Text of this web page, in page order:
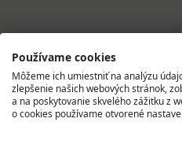
Používame cookies
Môžeme ich umiestniť na analýzu
zlepšenie našich webových stránok,
a na poskytovanie skvelého zážitku z
o cookies používame otvorené